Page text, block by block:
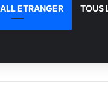
ETRANGER TOUS